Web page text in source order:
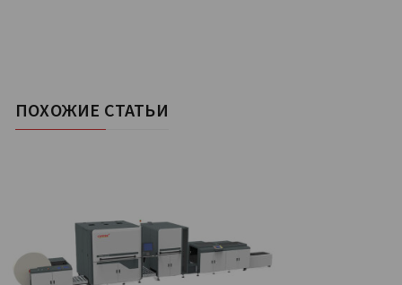
ПОХОЖИЕ СТАТЬИ